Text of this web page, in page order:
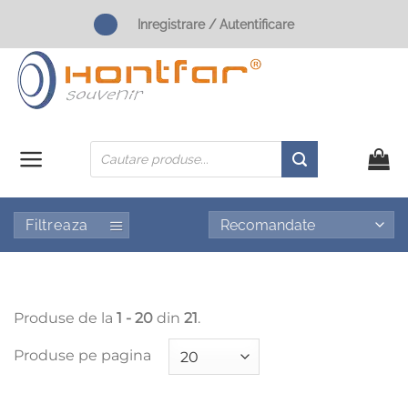
content
Inregistrare / Autentificare
Products
search
Filtreaza
Produse de la 1 - 20 din 21.
Produse pe pagina